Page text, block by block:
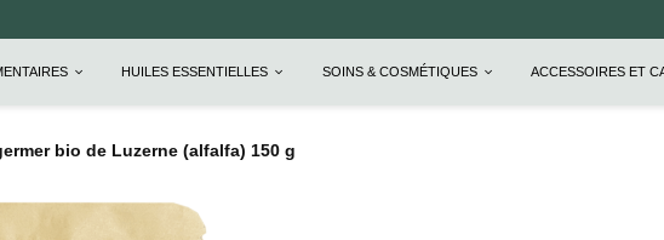
HUILES ESSENTIELLES SOINS & COSMÉTIQUES ACCESSOIRES ET
bio de Luzerne (alfalfa) 150 g